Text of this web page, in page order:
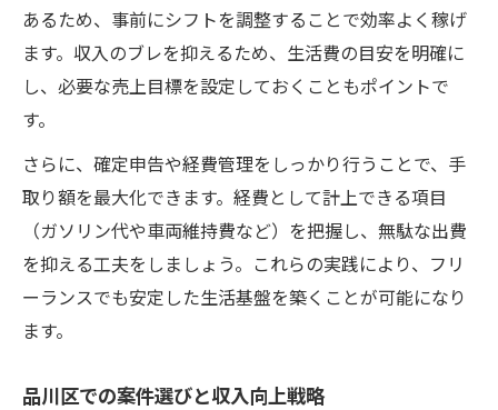
あるため、事前にシフトを調整することで効率よく稼げ
ます。収入のブレを抑えるため、生活費の目安を明確に
し、必要な売上目標を設定しておくこともポイントで
す。
さらに、確定申告や経費管理をしっかり行うことで、手
取り額を最大化できます。経費として計上できる項目
（ガソリン代や車両維持費など）を把握し、無駄な出費
を抑える工夫をしましょう。これらの実践により、フリ
ーランスでも安定した生活基盤を築くことが可能になり
ます。
品川区での案件選びと収入向上戦略